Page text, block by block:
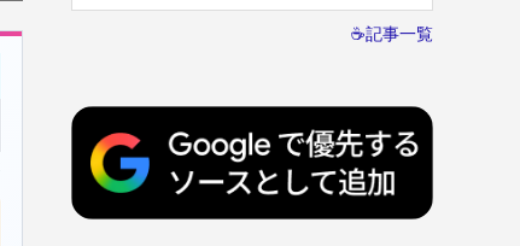
☕記事一覧